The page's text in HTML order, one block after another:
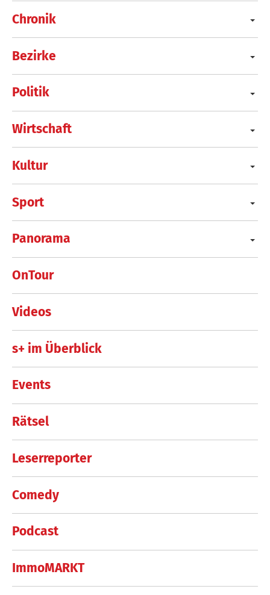
Chronik
Bezirke
Politik
Wirtschaft
Kultur
Sport
Panorama
OnTour
Videos
s+ im Überblick
Events
Rätsel
Leserreporter
Comedy
Podcast
ImmoMARKT